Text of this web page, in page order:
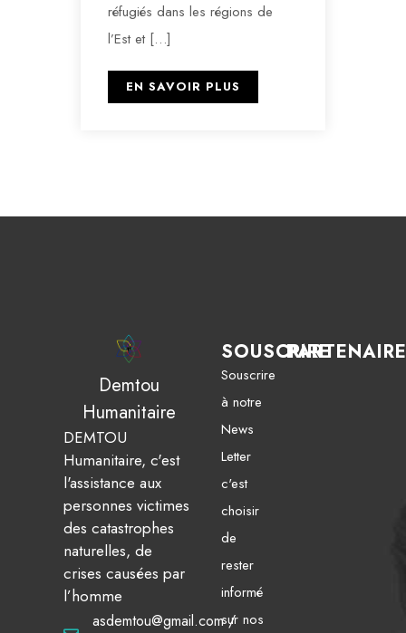
réfugiés dans les régions de
l’Est et […]
EN SAVOIR PLUS
Demtou
Humanitaire
DEMTOU
Humanitaire, c'est
l'assistance aux
personnes victimes
des catastrophes
naturelles, de
crises causées par
l’homme
asdemtou@gmail.com /
SOUSCRIRE
Souscrire
à notre
News
Letter
c'est
choisir
de
rester
informé
sur nos